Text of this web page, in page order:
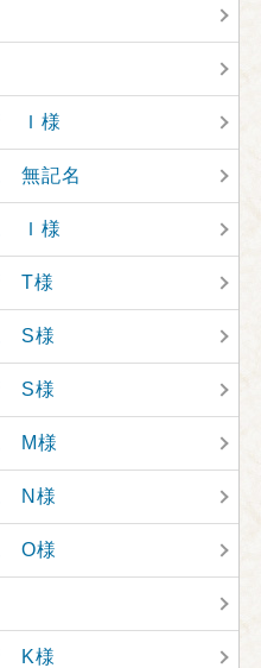
Ｉ様
無記名
Ｉ様
T様
S様
S様
M様
N様
O様
K様